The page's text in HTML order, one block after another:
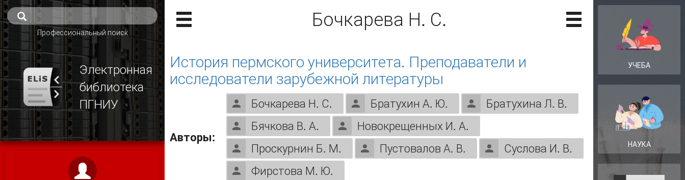
Профессиональный поиск
Электронная
библиотека
ПГНИУ
Бочкарева Н. С.
История пермского университета. Преподаватели и
исследователи зарубежной литературы
Авторы:
Бочкарева Н. С. Братухин А. Ю.
Братухина Л. В.
Бячкова В. А.
Новокрещенных И. А.
Проскурнин Б. М.
Пустовалов А. В.
Суслова И. В.
Фирстова М. Ю.
УЧЕБА
НАУКА